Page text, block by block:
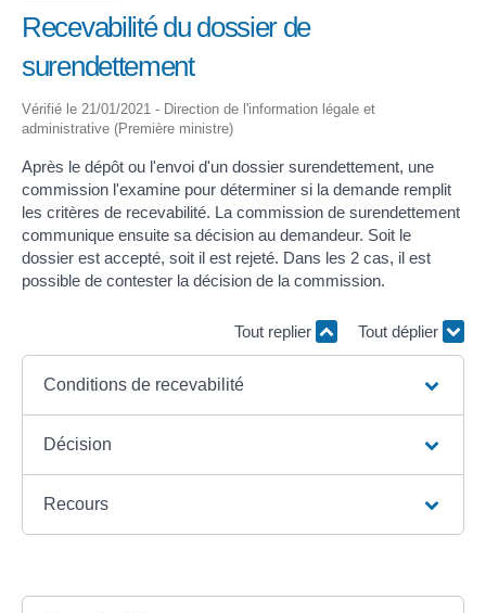
Recevabilité du dossier de
surendettement
Vérifié le 21/01/2021 - Direction de l'information légale et
administrative (Première ministre)
Après le dépôt ou l'envoi d'un dossier surendettement, une
commission l'examine pour déterminer si la demande remplit
les critères de recevabilité. La commission de surendettement
communique ensuite sa décision au demandeur. Soit le
dossier est accepté, soit il est rejeté. Dans les 2 cas, il est
possible de contester la décision de la commission.
Tout replier Tout déplier
Conditions de recevabilité
Décision
Recours